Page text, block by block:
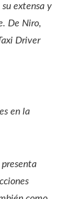
extensa y
De Niro,
Driver
en la
presenta